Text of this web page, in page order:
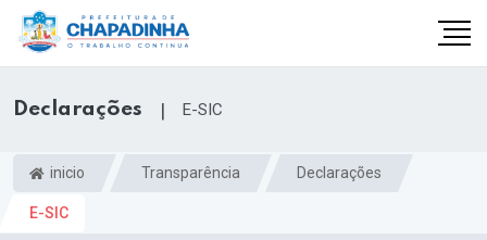
Declarações | E-SIC
inicio Transparência Declarações
E-SIC